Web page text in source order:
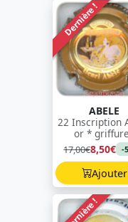
Dernière !
ABELE
22 Inscription
or *
17,00€8,50€ -
Ajouter